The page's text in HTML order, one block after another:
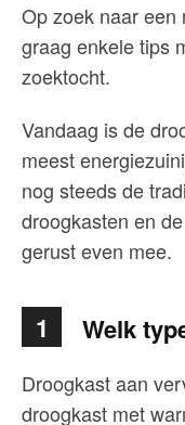
Op zoek naar een
graag enkele tips
zoektocht.
Vandaag is de
meest
nog steeds de
droogkasten en
gerust even mee.
1 Welk
Droogkast aan
droogkast met